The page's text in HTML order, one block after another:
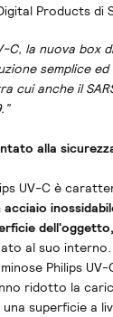
Products di
C, la nuova box
semplice
cui anche il
alla
UV-C è
dell'oggetto,
al suo
Philips
ridotto la
superficie a